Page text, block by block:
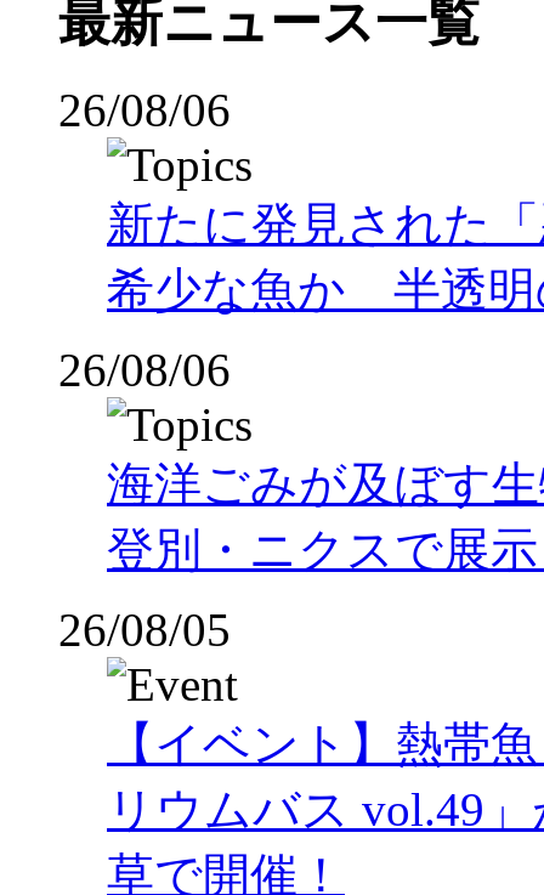
最新ニュース一覧
26/08/06
新たに発見された
希少な魚か 半透明
26/08/06
海洋ごみが及ぼす
登別・ニクスで展
26/08/05
【イベント】熱帯
リウムバス vol.49
草で開催！